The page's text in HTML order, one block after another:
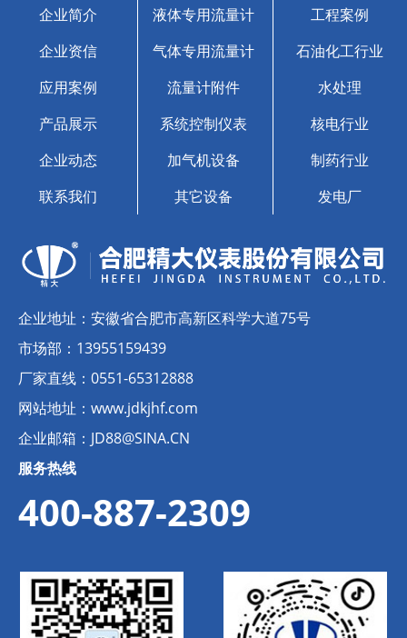
企业地址： 安徽省合肥市高新区科学大道75号
市场部： 13955159439
厂家直线： 0551-65312888
网站地址： www.jdkjhf.com
企业邮箱： JD88@SINA.CN
服务热线
400-887-2309
企业简介
企业资信
应用案例
产品展示
企业动态
联系我们
液体专用流量计
气体专用流量计
流量计附件
系统控制仪表
加气机设备
其它设备
工程案例
石油化工行业
水处理
核电行业
制药行业
发电厂